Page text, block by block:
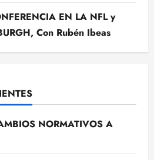
EN LA NFL y
Con Rubén Ibeas
NORMATIVOS A